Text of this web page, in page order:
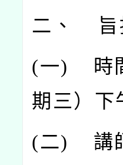
二、 旨
(一)
時
期三）下
(二) 講